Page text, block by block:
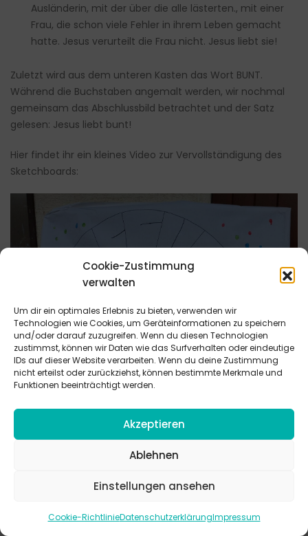
Cookie-Zustimmung
verwalten
Um dir ein optimales Erlebnis zu bieten, verwenden wir
Technologien wie Cookies, um Geräteinformationen zu speichern
und/oder darauf zuzugreifen. Wenn du diesen Technologien
zustimmst, können wir Daten wie das Surfverhalten oder eindeutige
IDs auf dieser Website verarbeiten. Wenn du deine Zustimmung
nicht erteilst oder zurückziehst, können bestimmte Merkmale und
Funktionen beeinträchtigt werden.
Akzeptieren
Ablehnen
Einstellungen ansehen
Cookie-RichtlinieDatenschutzerklärungImpressum
Ausländerin, mit der über die alle lästerten., mit einer
Frau, die schon viele Fehler in ihrem Leben gemacht
hatte. Jesus verurteilt die Frau nicht. Jesus liebt sie!
Zuletzt wird aus dem unteren Kasten das Wort BUNT.
Während die Buchstaben angemalt werden, wir nochmal
gemeinsam das Abschlussbild betrachtet und der Satz
gelesen: Jesus liebt bunt!
Hier findet ihr ein kleines Video zur Vervollständigung des
Sketchboards: